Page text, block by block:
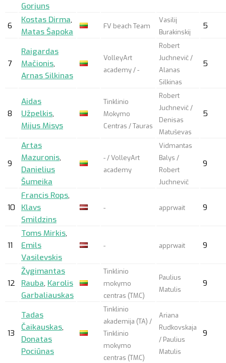
Gorjuns
6
Kostas Dirma,
Matas Šapoka
FV beach Team
Vasilij
Burakinskij
5
7
Raigardas
Mačionis,
Arnas Silkinas
VolleyArt
academy / -
Robert
Juchnevič /
Alanas
Silkinas
5
8
Aidas
Užpelkis,
Mijus Misys
Tinklinio
Mokymo
Centras / Tauras
Robert
Juchnevič /
Denisas
Matuševas
5
9
Artas
Mazuronis,
Danielius
Šumeika
- / VolleyArt
academy
Vidmantas
Balys /
Robert
Juchnevič
9
10
Francis Rops,
Klavs
Smildzins
- apprwait 9
11
Toms Mirkis,
Emils
Vasilevskis
- apprwait 9
12
Žygimantas
Rauba, Karolis
Garbaliauskas
Tinklinio
mokymo
centras (TMC)
Paulius
Matulis
9
13
Tadas
Čaikauskas,
Donatas
Pociūnas
Tinklinio
akademija (TA) /
Tinklinio
mokymo
centras (TMC)
Ariana
Rudkovskaja
/ Paulius
Matulis
9